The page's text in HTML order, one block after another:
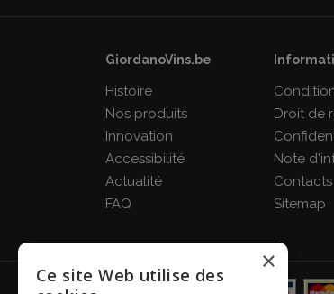
GiordanoVins.be
Histoire
Nos produits
Innovation
Accessibilité
Actualité
FAQ
Droit de
Note
Contacts
Sitemap
×
Ce site Web utilise des